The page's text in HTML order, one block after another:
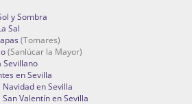
y Sombra
Sal
(Tomares)
(Sanlúcar la Mayor)
Sevillano
en Sevilla
Navidad en Sevilla
Valentín en Sevilla